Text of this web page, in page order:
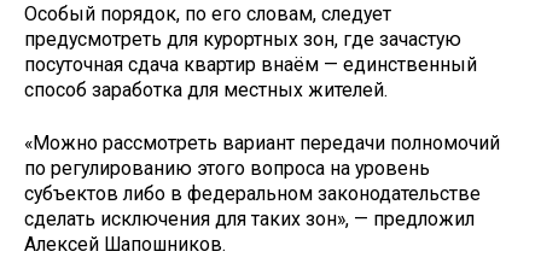
Особый порядок, по его словам, следует
предусмотреть для курортных зон, где зачастую
посуточная сдача квартир внаём — единственный
способ заработка для местных жителей.
«Можно рассмотреть вариант передачи полномочий
по регулированию этого вопроса на уровень
субъектов либо в федеральном законодательстве
сделать исключения для таких зон», — предложил
Алексей Шапошников.